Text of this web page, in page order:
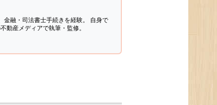
融・司法書士手続きを経験。 自身で
動産メディアで執筆・監修。